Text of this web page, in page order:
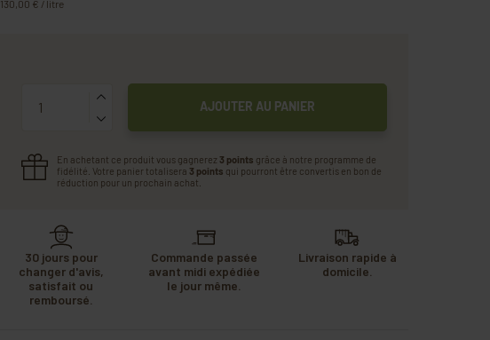
130,00 € / litre
AJOUTER AU PANIER
En achetant ce produit vous gagnerez 3 points grâce à notre programme de
fidélité. Votre panier totalisera 3 points qui pourront être convertis en bon de
réduction pour un prochain achat.
30 jours pour
changer d'avis,
satisfait ou
remboursé.
Commande passée
avant midi expédiée
le jour même.
Livraison rapide à
domicile.